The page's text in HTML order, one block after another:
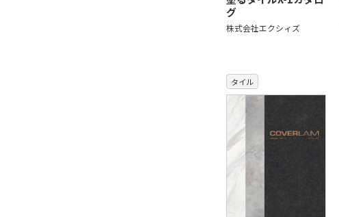
グ
株式会社エクシィズ
タイル